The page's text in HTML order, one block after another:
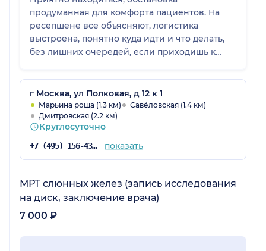
продуманная для комфорта пациентов. На
ресепшене все объясняют, логистика
выстроена, понятно куда идти и что делать,
без лишних очередей, если приходишь к
тоже все в порядке. Цены считаю
адекватными, понятно, что это не по ОМС, но
специалист высокого уровня это
оправдывает, качество соответствует.
г Москва, ул Полковая, д 12 к 1
Марьина роща (1.3 км)
Савёловская (1.4 км)
Дмитровская (2.2 км)
Круглосуточно
+7 (495) 156-43-19 показать
МРТ слюнных желез (запись исследования
на диск, заключение врача)
7 000 ₽